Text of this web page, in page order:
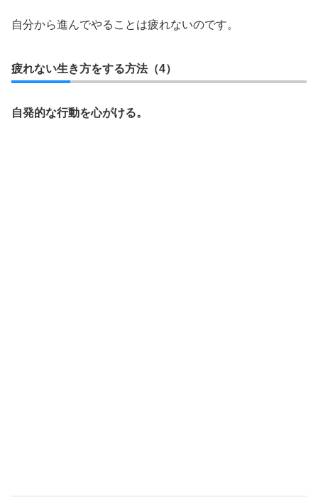
自分から進んでやることは疲れないのです。
疲れない生き方をする方法（4）
自発的な行動を心がける。